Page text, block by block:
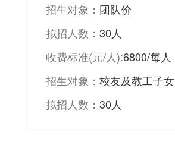
招生对象： 团队价
拟招人数：30人
收费标准(元/人):6800/每人
招生对象：校友及教工子女
拟招人数：30人